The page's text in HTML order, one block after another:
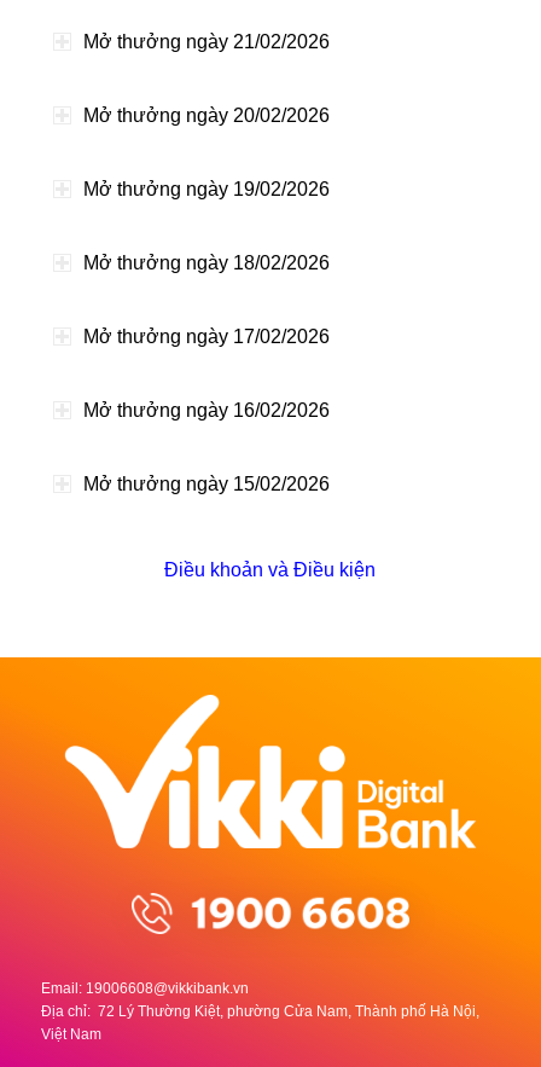
Mở thưởng ngày 21/02/2026
Mở thưởng ngày 20/02/2026
Mở thưởng ngày 19/02/2026
Mở thưởng ngày 18/02/2026
Mở thưởng ngày 17/02/2026
Mở thưởng ngày 16/02/2026
Mở thưởng ngày 15/02/2026
Điều khoản và Điều kiện
Email: 19006608@vikkibank.vn
Địa chỉ: 72 Lý Thường Kiệt, phường Cửa Nam, Thành phố Hà Nội,
Việt Nam